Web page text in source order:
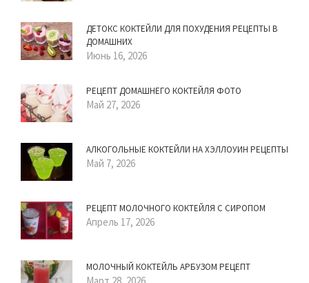
ДЕТОКС КОКТЕЙЛИ ДЛЯ ПОХУДЕНИЯ РЕЦЕПТЫ В
ДОМАШНИХ
Июнь 16, 2026
РЕЦЕПТ ДОМАШНЕГО КОКТЕЙЛЯ ФОТО
Май 27, 2026
АЛКОГОЛЬНЫЕ КОКТЕЙЛИ НА ХЭЛЛОУИН РЕЦЕПТЫ
Май 7, 2026
РЕЦЕПТ МОЛОЧНОГО КОКТЕЙЛЯ С СИРОПОМ
Апрель 17, 2026
МОЛОЧНЫЙ КОКТЕЙЛЬ АРБУЗОМ РЕЦЕПТ